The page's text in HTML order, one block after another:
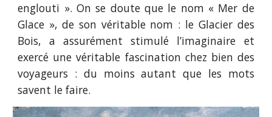
englouti ». On se doute que le nom « Mer de
Glace », de son véritable nom : le Glacier des
Bois, a assurément stimulé l’imaginaire et
exercé une véritable fascination chez bien des
voyageurs : du moins autant que les mots
savent le faire.